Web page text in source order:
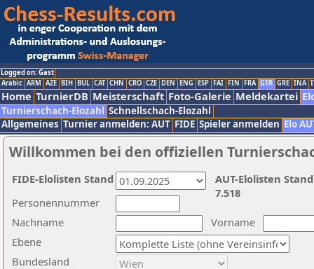
Logged on: Gast
Arabic ARM AZE BIH BUL CAT CHN CRO CZE DEN ENG ESP FAI FIN FRA GER GRE INA
Home TurnierDB Meisterschaft Foto-Galerie Meldekartei
Turnierschach-Elozahl Schnellschach-Elozahl
Allgemeines Turnier anmelden: AUT FIDE Spieler anmelden Elo
Willkommen bei den offiziellen
Nachname
Vorname
Ebene
Personennummer
Bundesland
AUT-Elolisten
7.518
FIDE-Elolisten Stand